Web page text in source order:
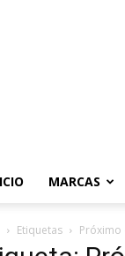
MARCAS
Etiquetas